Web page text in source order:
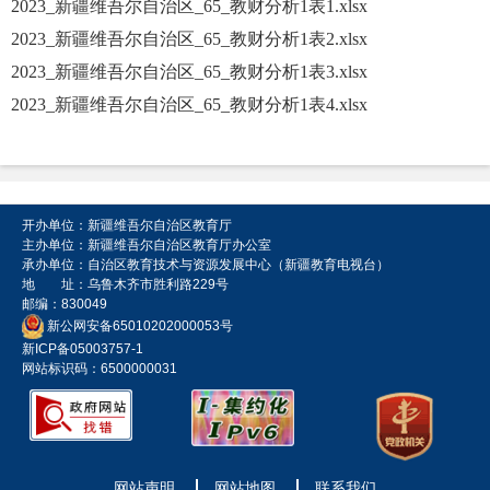
2023_新疆维吾尔自治区_65_教财分析1表1.xlsx
2023_新疆维吾尔自治区_65_教财分析1表2.xlsx
2023_新疆维吾尔自治区_65_教财分析1表3.xlsx
2023_新疆维吾尔自治区_65_教财分析1表4.xlsx
开办单位：新疆维吾尔自治区教育厅
主办单位：新疆维吾尔自治区教育厅办公室
承办单位：自治区教育技术与资源发展中心（新疆教育电视台）
地 址：乌鲁木齐市胜利路229号
邮编：830049
新公网安备65010202000053号
新ICP备05003757-1
网站标识码：6500000031